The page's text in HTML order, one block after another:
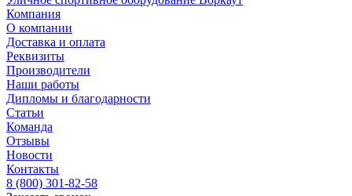
Компания
О компании
Доставка и оплата
Реквизиты
Производители
Наши работы
Дипломы и благодарности
Статьи
Команда
Отзывы
Новости
Контакты
8 (800) 301-82-58